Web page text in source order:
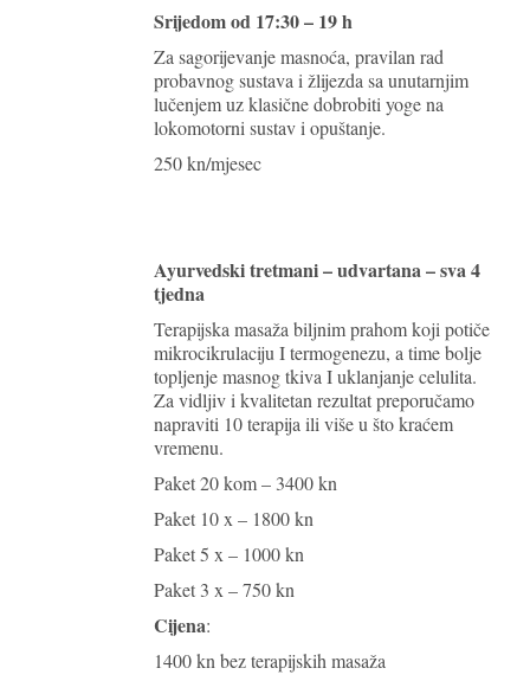
Srijedom od 17:30 – 19 h
Za sagorijevanje masnoća, pravilan rad
probavnog sustava i žlijezda sa unutarnjim
lučenjem uz klasične dobrobiti yoge na
lokomotorni sustav i opuštanje.
250 kn/mjesec
Ayurvedski tretmani – udvartana – sva 4
tjedna
Terapijska masaža biljnim prahom koji potiče
mikrocikrulaciju I termogenezu, a time bolje
topljenje masnog tkiva I uklanjanje celulita.
Za vidljiv i kvalitetan rezultat preporučamo
napraviti 10 terapija ili više u što kraćem
vremenu.
Paket 20 kom – 3400 kn
Paket 10 x – 1800 kn
Paket 5 x – 1000 kn
Paket 3 x – 750 kn
Cijena:
1400 kn bez terapijskih masaža